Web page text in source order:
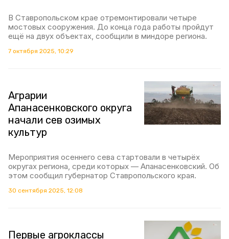
В Ставропольском крае отремонтировали четыре
мостовых сооружения. До конца года работы пройдут
ещё на двух объектах, сообщили в миндоре региона.
7 октября 2025, 10:29
Аграрии
Апанасенковского округа
начали сев озимых
культур
Мероприятия осеннего сева стартовали в четырёх
округах региона, среди которых — Апанасенковский. Об
этом сообщил губернатор Ставропольского края.
30 сентября 2025, 12:08
Первые агроклассы